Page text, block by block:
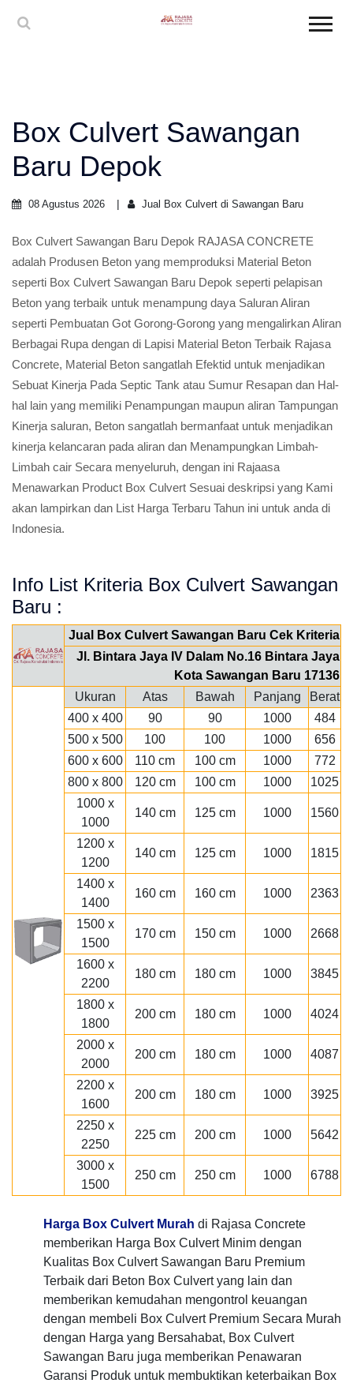
Box Culvert Sawangan
Baru Depok
08 Agustus 2026 Jual Box Culvert di Sawangan Baru
Box Culvert Sawangan Baru Depok RAJASA CONCRETE
adalah Produsen Beton yang memproduksi Material Beton
seperti Box Culvert Sawangan Baru Depok seperti pelapisan
Beton yang terbaik untuk menampung daya Saluran Aliran
seperti Pembuatan Got Gorong-Gorong yang mengalirkan Aliran
Berbagai Rupa dengan di Lapisi Material Beton Terbaik Rajasa
Concrete, Material Beton sangatlah Efektid untuk menjadikan
Sebuat Kinerja Pada Septic Tank atau Sumur Resapan dan Hal-
hal lain yang memiliki Penampungan maupun aliran Tampungan
Kinerja saluran, Beton sangatlah bermanfaat untuk menjadikan
kinerja kelancaran pada aliran dan Menampungkan Limbah-
Limbah cair Secara menyeluruh, dengan ini Rajaasa
Menawarkan Product Box Culvert Sesuai deskripsi yang Kami
akan lampirkan dan List Harga Terbaru Tahun ini untuk anda di
Indonesia.
Info List Kriteria Box Culvert Sawangan
Baru :
Jual Box Culvert Sawangan Baru Cek Kriteria
Jl. Bintara Jaya IV Dalam No.16 Bintara Jaya
Kota Sawangan Baru 17136
Ukuran
Atas Bawah Panjang
Berat
400 x 400
90 90 1000
484
500 x 500
100 100 1000
656
600 x 600
110 cm 100 cm 1000
772
800 x 800
120 cm 100 cm 1000
1025
1000 x
1000
140 cm 125 cm 1000 1560
1200 x
1200
140 cm 125 cm 1000 1815
1400 x
1400
160 cm 160 cm 1000 2363
1500 x
1500
170 cm 150 cm 1000 2668
1600 x
2200
180 cm 180 cm 1000 3845
1800 x
1800
200 cm 180 cm 1000 4024
2000 x
2000
200 cm 180 cm 1000 4087
2200 x
1600
200 cm 180 cm 1000 3925
2250 x
2250
225 cm 200 cm 1000 5642
3000 x
1500
250 cm 250 cm 1000 6788
Harga Box Culvert Murah di Rajasa Concrete
memberikan Harga Box Culvert Minim dengan
Kualitas Box Culvert Sawangan Baru Premium
Terbaik dari Beton Box Culvert yang lain dan
memberikan kemudahan mengontrol keuangan
dengan membeli Box Culvert Premium Secara Murah
dengan Harga yang Bersahabat, Box Culvert
Sawangan Baru juga memberikan Penawaran
Garansi Produk untuk membuktikan keterbaikan Box